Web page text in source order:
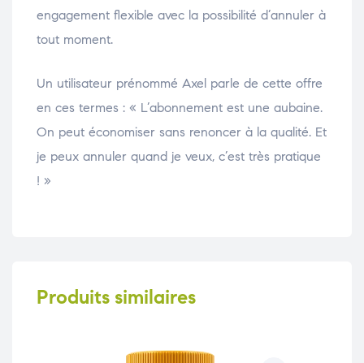
engagement flexible avec la possibilité d’annuler à
tout moment.
Un utilisateur prénommé Axel parle de cette offre
en ces termes : « L’abonnement est une aubaine.
On peut économiser sans renoncer à la qualité. Et
je peux annuler quand je veux, c’est très pratique
! »
Produits similaires